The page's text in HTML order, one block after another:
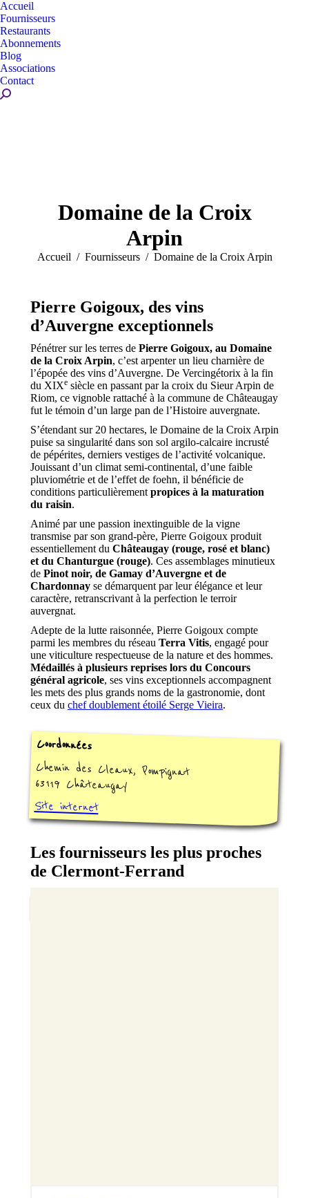
Accueil
Fournisseurs
Restaurants
Abonnements
Blog
Associations
Contact
Recherche
Domaine de la Croix
Arpin
Vous êtes ici :
Accueil Fournisseurs Domaine de la Croix Arpin
Pierre Goigoux, des vins
d’Auvergne exceptionnels
Pénétrer sur les terres de Pierre Goigoux, au Domaine
de la Croix Arpin, c’est arpenter un lieu charnière de
l’épopée des vins d’Auvergne. De Vercingétorix à la fin
du XIXe siècle en passant par la croix du Sieur Arpin de
Riom, ce vignoble rattaché à la commune de Châteaugay
fut le témoin d’un large pan de l’Histoire auvergnate.
S’étendant sur 20 hectares, le Domaine de la Croix Arpin
puise sa singularité dans son sol argilo-calcaire incrusté
de pépérites, derniers vestiges de l’activité volcanique.
Jouissant d’un climat semi-continental, d’une faible
pluviométrie et de l’effet de foehn, il bénéficie de
conditions particulièrement propices à la maturation
du raisin.
Animé par une passion inextinguible de la vigne
transmise par son grand-père, Pierre Goigoux produit
essentiellement du Châteaugay (rouge, rosé et blanc)
et du Chanturgue (rouge). Ces assemblages minutieux
de Pinot noir, de Gamay d’Auvergne et de
Chardonnay se démarquent par leur élégance et leur
caractère, retranscrivant à la perfection le terroir
auvergnat.
Adepte de la lutte raisonnée, Pierre Goigoux compte
parmi les membres du réseau Terra Vitis, engagé pour
une viticulture respectueuse de la nature et des hommes.
Médaillés à plusieurs reprises lors du Concours
général agricole, ses vins exceptionnels accompagnent
les mets des plus grands noms de la gastronomie, dont
ceux du chef doublement étoilé Serge Vieira.
Coordonnées
Chemin des Cleaux, Pompignat
63119 Châteaugay
Site internet
Les fournisseurs les plus proches
de Clermont-Ferrand